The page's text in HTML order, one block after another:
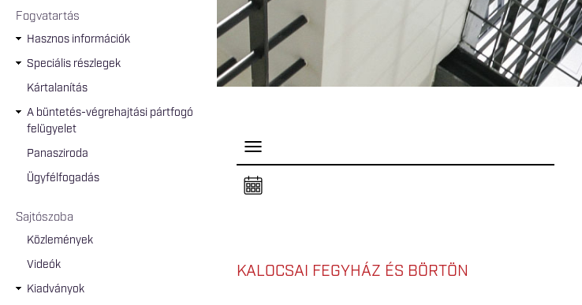
Fogvatartás
Hasznos információk
Speciális részlegek
Kártalanítás
A büntetés-végrehajtási pártfogó
felügyelet
Panasziroda
Ügyfélfogadás
Sajtószoba
Közlemények
Videók
Kiadványok
P
e
l
s
a
KALOCSAI FEGYHÁZ ÉS BÖRTÖN